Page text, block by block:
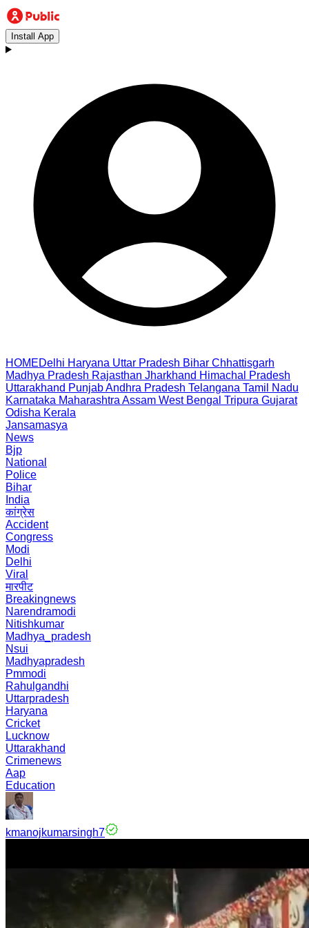
Install App
HOMEDelhi Haryana Uttar Pradesh Bihar Chhattisgarh
Madhya Pradesh Rajasthan Jharkhand Himachal Pradesh
Uttarakhand PunjabAndhra Pradesh Telangana Tamil Nadu
Karnataka Maharashtra Assam West Bengal Tripura Gujarat
Odisha Kerala
Jansamasya
News
Bjp
National
Police
Bihar
India
कांग्रेस
Accident
Congress
Modi
Delhi
Viral
मारपीट
Breakingnews
Narendramodi
Nitishkumar
Madhya_pradesh
Nsui
Madhyapradesh
Pmmodi
Rahulgandhi
Uttarpradesh
Haryana
Cricket
Lucknow
Uttarakhand
Crimenews
Aap
Education
kmanojkumarsingh7